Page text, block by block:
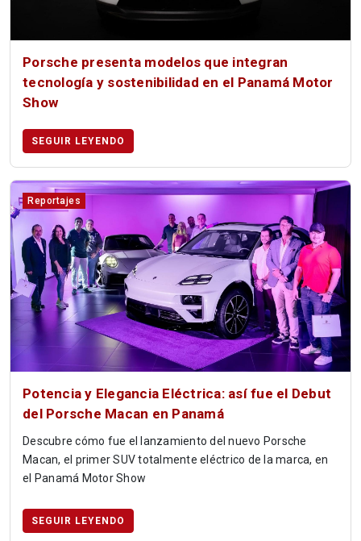
Porsche presenta modelos que integran
tecnología y sostenibilidad en el Panamá Motor
Show
SEGUIR LEYENDO
Reportajes
Potencia y Elegancia Eléctrica: así fue el Debut
del Porsche Macan en Panamá
Descubre cómo fue el lanzamiento del nuevo Porsche
Macan, el primer SUV totalmente eléctrico de la marca, en
el Panamá Motor Show
SEGUIR LEYENDO